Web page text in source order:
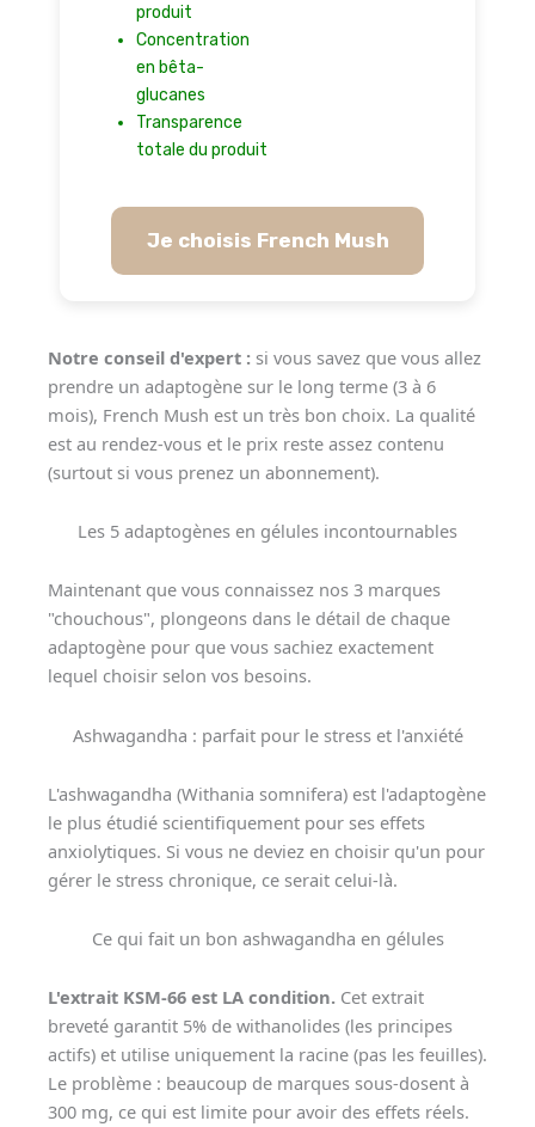
produit
Concentration
en bêta-
glucanes
Transparence
totale du produit
Je choisis French Mush
Notre conseil d'expert : si vous savez que vous allez
prendre un adaptogène sur le long terme (3 à 6
mois), French Mush est un très bon choix. La qualité
est au rendez-vous et le prix reste assez contenu
(surtout si vous prenez un abonnement).
Les 5 adaptogènes en gélules incontournables
Maintenant que vous connaissez nos 3 marques
"chouchous", plongeons dans le détail de chaque
adaptogène pour que vous sachiez exactement
lequel choisir selon vos besoins.
Ashwagandha : parfait pour le stress et l'anxiété
L'ashwagandha (Withania somnifera) est l'adaptogène
le plus étudié scientifiquement pour ses effets
anxiolytiques. Si vous ne deviez en choisir qu'un pour
gérer le stress chronique, ce serait celui-là.
Ce qui fait un bon ashwagandha en gélules
L'extrait KSM-66 est LA condition. Cet extrait
breveté garantit 5% de withanolides (les principes
actifs) et utilise uniquement la racine (pas les feuilles).
Le problème : beaucoup de marques sous-dosent à
300 mg, ce qui est limite pour avoir des effets réels.